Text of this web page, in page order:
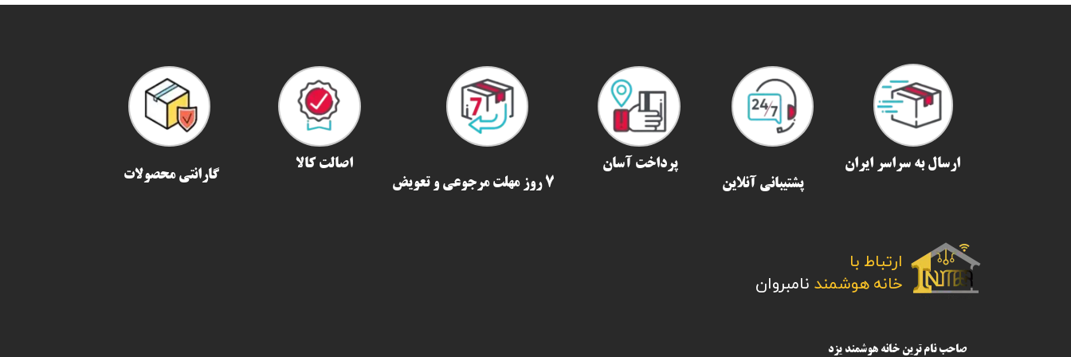
ارتباط با
​​​​​​​خانه هوشمند نامبروان
ارسال به سراسر ایران​​​​​​​
پشتیبانی آنلاین
پرداخت آسان
7 روز مهلت مرجوعی و تعویض
اصالت کالا
گارانتی محصولات
صاحب نام ترین خانه هوشمند یزد